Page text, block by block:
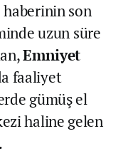
haberinin son
uzun süre
Emniyet
faaliyet
gümüş el
haline gelen